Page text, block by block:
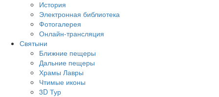
История
Электронная библиотека
Фотогалерея
Онлайн-трансляция
Святыни
Ближние пещеры
Дальние пещеры
Храмы Лавры
Чтимые иконы
3D Тур